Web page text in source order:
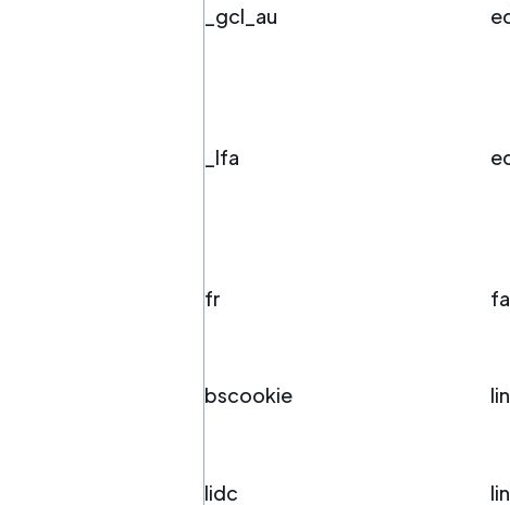
_gcl_au
_lfa
fr
bscookie
lidc